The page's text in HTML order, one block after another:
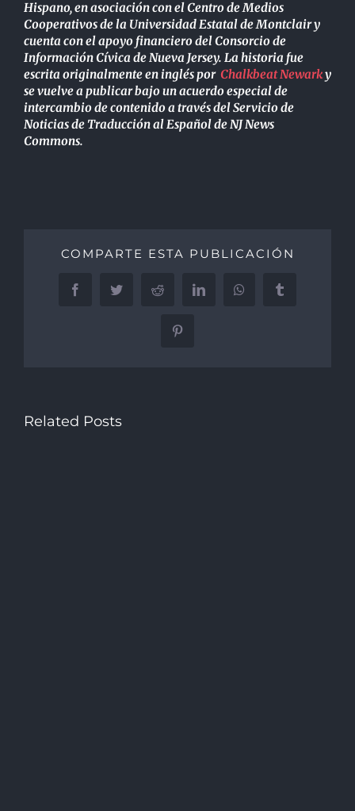
Hispano, en asociación con el Centro de Medios
Cooperativos de la Universidad Estatal de Montclair y
cuenta con el apoyo financiero del Consorcio de
Información Cívica de Nueva Jersey. La historia fue
escrita originalmente en inglés por Chalkbeat Newarky
se vuelve a publicar bajo un acuerdo especial de
intercambio de contenido a través del Servicio de
Noticias de Traducción al Español de NJ News
Commons.
COMPARTE ESTA PUBLICACIÓN
FacebookTwitter Reddit LinkedInWhatsAppTumblr
Pinterest
Related Posts